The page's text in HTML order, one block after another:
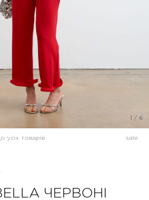
/ 6
усіх товарів sale
ЧЕРВОНІ